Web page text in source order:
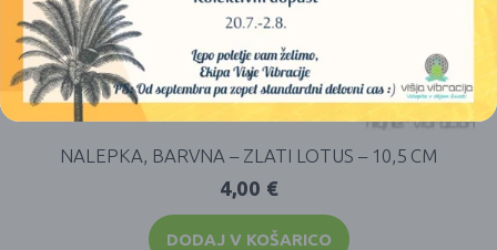
NALEPKA, BARVNA – ZLATI LOTUS – 10,5 CM
4,00 €
DODAJ V KOŠARICO